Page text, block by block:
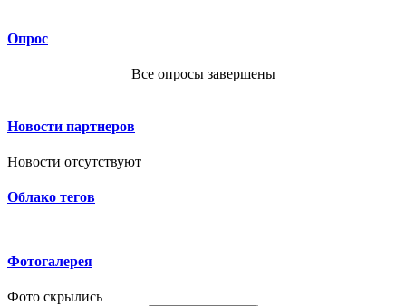
Опрос
Все опросы завершены
Новости партнеров
Новости отсутствуют
Облако тегов
Фотогалерея
Фото скрылись